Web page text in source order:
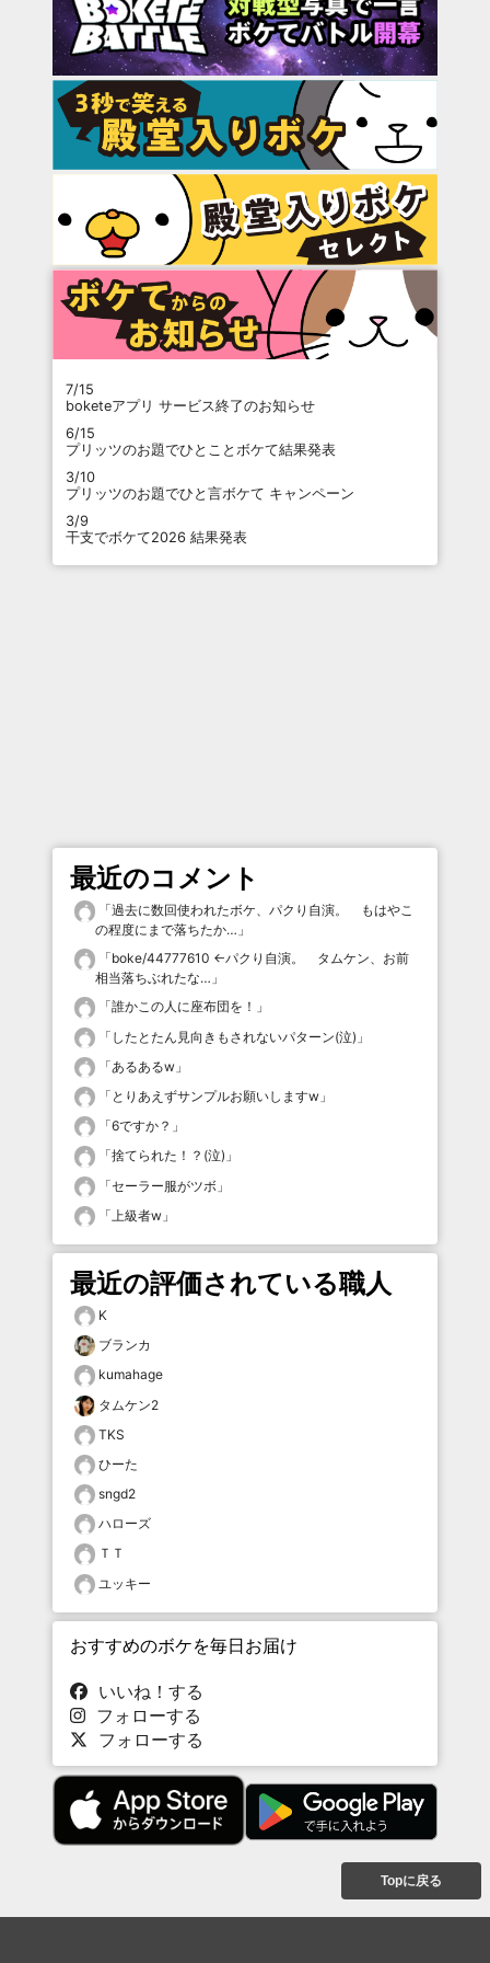
7/15
boketeアプリ サービス終了のお知らせ
6/15
プリッツのお題でひとことボケて結果発表
3/10
プリッツのお題でひと言ボケて キャンペーン
3/9
干支でボケて2026 結果発表
最近のコメント
「過去に数回使われたボケ、パクり自演。 もはやこ
の程度にまで落ちたか… 」
「boke/44777610 ←パクり自演。 タムケン、お前
相当落ちぶれたな… 」
「誰かこの人に座布団を！ 」
「 したとたん見向きもされないパターン(泣) 」
「あるあるw 」
「 とりあえずサンプルお願いしますw 」
「6ですか？ 」
「捨てられた！？(泣) 」
「セーラー服がツボ 」
「 上級者w 」
最近の評価されている職人
K
ブランカ
kumahage
タムケン2
TKS
ひーた
sngd2
ハローズ
ＴＴ
ユッキー
おすすめのボケを毎日お届け
いいね！する
フォローする
フォローする
Topに戻る